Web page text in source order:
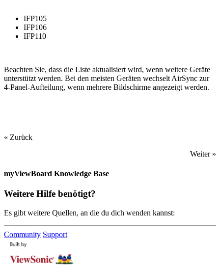
IFP105
IFP106
IFP110
Beachten Sie, dass die Liste aktualisiert wird, wenn weitere Geräte
unterstützt werden. Bei den meisten Geräten wechselt AirSync zur
4-Panel-Aufteilung, wenn mehrere Bildschirme angezeigt werden.
« Zurück
Weiter »
myViewBoard Knowledge Base
Weitere Hilfe benötigt?
Es gibt weitere Quellen, an die du dich wenden kannst:
Community Support